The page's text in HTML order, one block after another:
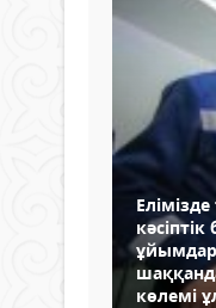
кәсіптік
көлемі